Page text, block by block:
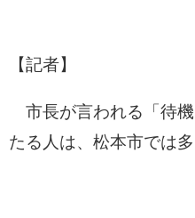
【記者】
市長が言われる「待
たる人は、松本市では